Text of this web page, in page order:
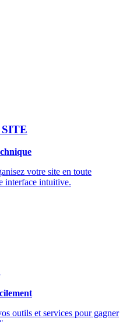
votre site en toute
interface intuitive.
outils et services pour gagner